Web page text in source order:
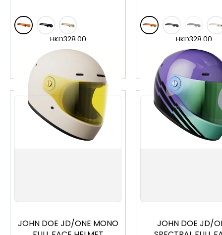
HKD328.00 HKD328.00
加入購物車
JOHN DOE JD/ONE MONO
JOHN DOE JD/